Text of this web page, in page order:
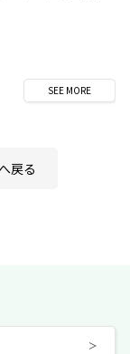
SEE MORE
戻る